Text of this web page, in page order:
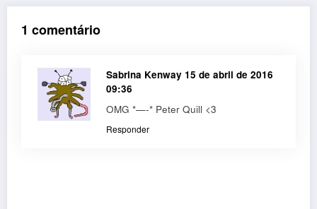
1 comentário
Sabrina Kenway 15 de abril de 2016
09:36
OMG *—-* Peter Quill <3
Responder